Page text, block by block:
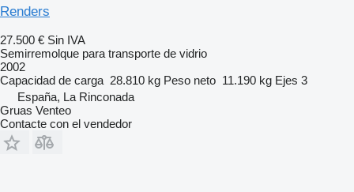
Renders
27.500 € Sin IVA
Semirremolque para transporte de vidrio
2002
Capacidad de carga 28.810 kg Peso neto 11.190 kg Ejes 3
España, La Rinconada
Gruas Venteo
Contacte con el vendedor